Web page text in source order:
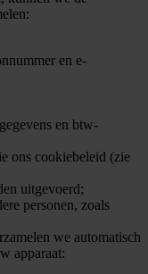
en e-
en btw-
ons cookiebeleid (zie
uitgevoerd;
personen, zoals
we automatisch
apparaat: